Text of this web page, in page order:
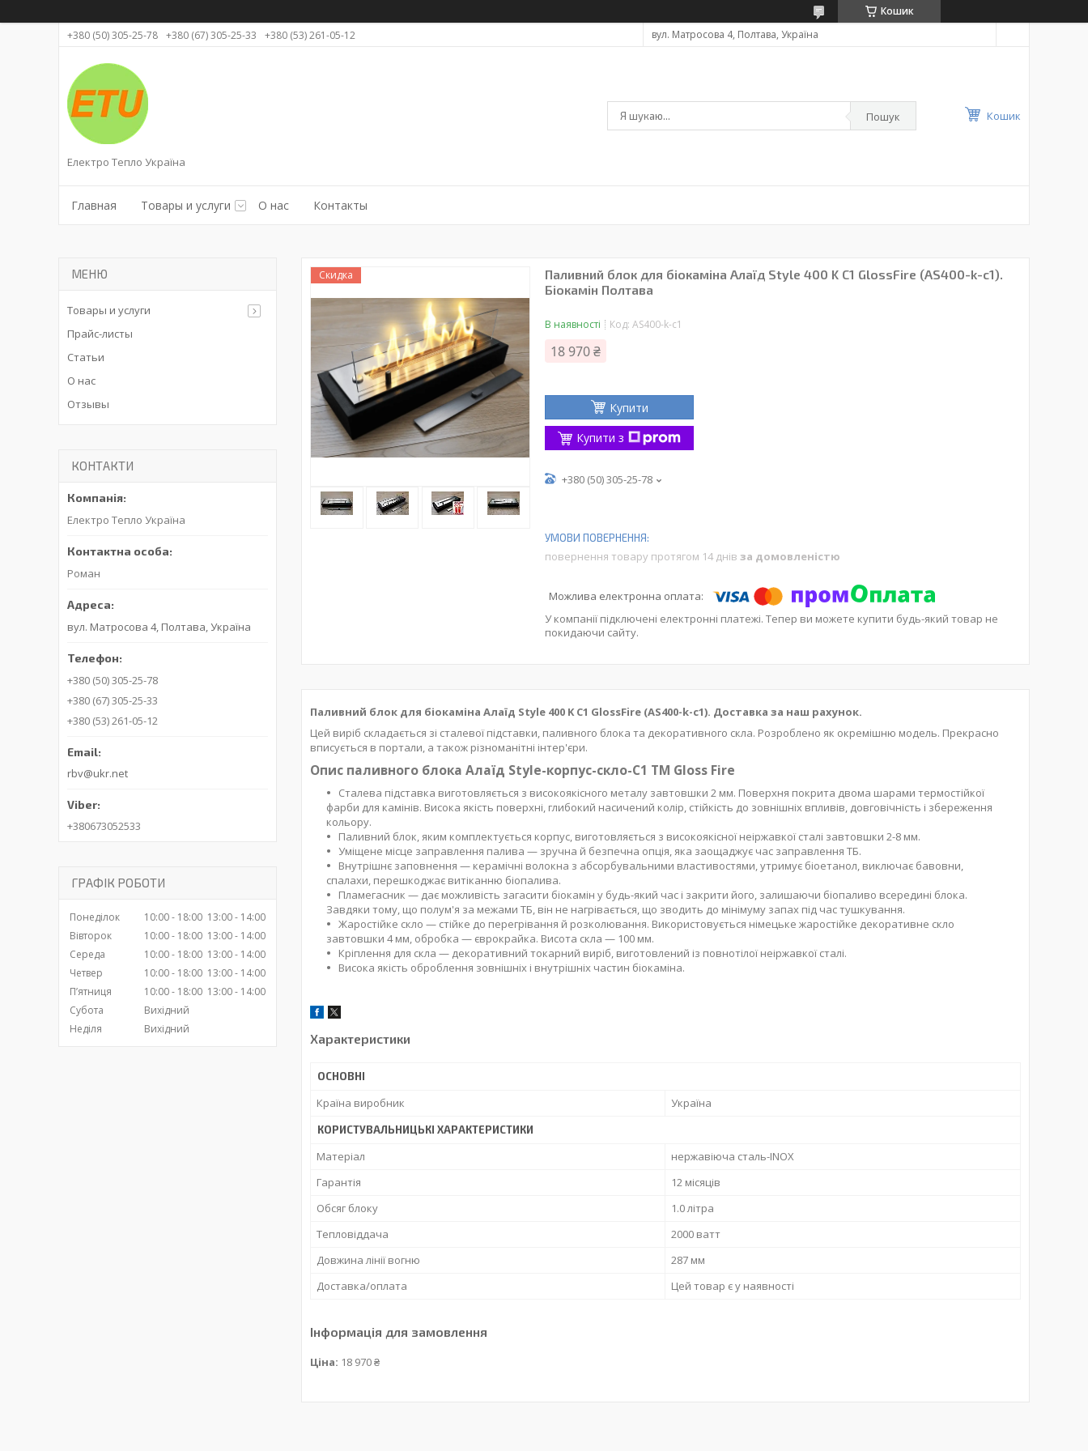
Кошик
+380 (50) 305-25-78 +380 (67) 305-25-33 +380 (53) 261-05-12 вул. Матросова 4, Полтава, Україна
Електро Тепло Україна
Пошук Кошик
Главная Товары и услуги О нас Контакты
Скидка
Паливний блок для біокаміна Алаїд Style 400 K C1 GlossFire (AS400-k-c1).
Біокамін Полтава
В наявності Код: AS400-k-c1
18 970 ₴
Купити
Купити з
+380 (50) 305-25-78
повернення товару протягом 14 днів за домовленістю
У компанії підключені електронні платежі. Тепер ви можете купити будь-який товар не
покидаючи сайту.
Паливний блок для біокаміна Алаїд Style 400 K C1 GlossFire (AS400-k-c1). Доставка за наш рахунок.
Цей виріб складається зі сталевої підставки, паливного блока та декоративного скла. Розроблено як окремішню модель. Прекрасно
вписується в портали, а також різноманітні інтер'єри.
Опис паливного блока Алаїд Style-корпус-скло-С1 ТМ Gloss Fire
Сталева підставка виготовляється з високоякісного металу завтовшки 2 мм. Поверхня покрита двома шарами термостійкої
фарби для камінів. Висока якість поверхні, глибокий насичений колір, стійкість до зовнішніх впливів, довговічність і збереження
кольору.
Паливний блок, яким комплектується корпус, виготовляється з високоякісної неіржавкої сталі завтовшки 2-8 мм.
Уміщене місце заправлення палива — зручна й безпечна опція, яка заощаджує час заправлення ТБ.
Внутрішнє заповнення — керамічні волокна з абсорбувальними властивостями, утримує біоетанол, виключає бавовни,
спалахи, перешкоджає витіканню біопалива.
Пламегасник — дає можливість загасити біокамін у будь-який час і закрити його, залишаючи біопаливо всередині блока.
Завдяки тому, що полум'я за межами ТБ, він не нагрівається, що зводить до мінімуму запах під час тушкування.
Жаростійке скло — стійке до перегрівання й розколювання. Використовується німецьке жаростійке декоративне скло
завтовшки 4 мм, обробка — єврокрайка. Висота скла — 100 мм.
Кріплення для скла — декоративний токарний виріб, виготовлений із повнотілої неіржавкої сталі.
Висока якість оброблення зовнішніх і внутрішніх частин біокаміна.
Характеристики
ОСНОВНІ
Країна виробник Україна
КОРИСТУВАЛЬНИЦЬКІ ХАРАКТЕРИСТИКИ
Матеріал
нержавіюча сталь-INOX
Гарантія
12 місяців
Обсяг блоку
1.0 літра
Тепловіддача
2000 ватт
Довжина лінії вогню
287 мм
Доставка/оплата
Цей товар є у наявності
Інформація для замовлення
Ціна: 18 970 ₴
Товары и услуги
Прайс-листы
Статьи
О нас
Отзывы
КОНТАКТИ
Електро Тепло Україна
Роман
вул. Матросова 4, Полтава, Україна
+380 (50) 305-25-78
+380 (67) 305-25-33
+380 (53) 261-05-12
rbv@ukr.net
+380673052533
ГРАФІК РОБОТИ
Понеділок 10:00 18:00 13:00
14:00
Вівторок
10:00 18:00 13:00
14:00
Середа
10:00 18:00 13:00
14:00
Четвер
10:00 18:00 13:00
14:00
Пʼятниця
10:00 18:00 13:00
14:00
Субота
Вихідний
Неділя
Вихідний